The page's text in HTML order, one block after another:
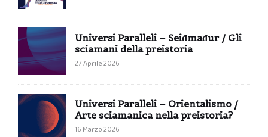
Universi Paralleli – Seiđmađur / Gli
sciamani della preistoria
27 Aprile 2026
Universi Paralleli – Orientalismo /
Arte sciamanica nella preistoria?
16 Marzo 2026